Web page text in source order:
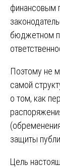
финансовым
бюджетном
Поэтому не
самой
о том, как
защиты
Цель